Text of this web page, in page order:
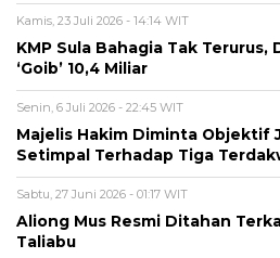
Kamis, 23 Juli 2026 - 14:14 WIT
KMP Sula Bahagia Tak Terurus,
‘Goib’ 10,4 Miliar
Senin, 6 Juli 2026 - 22:45 WIT
Majelis Hakim Diminta Objektif
Setimpal Terhadap Tiga
Sabtu, 27 Juni 2026 - 01:17 WIT
Aliong Mus Resmi Ditahan
Taliabu